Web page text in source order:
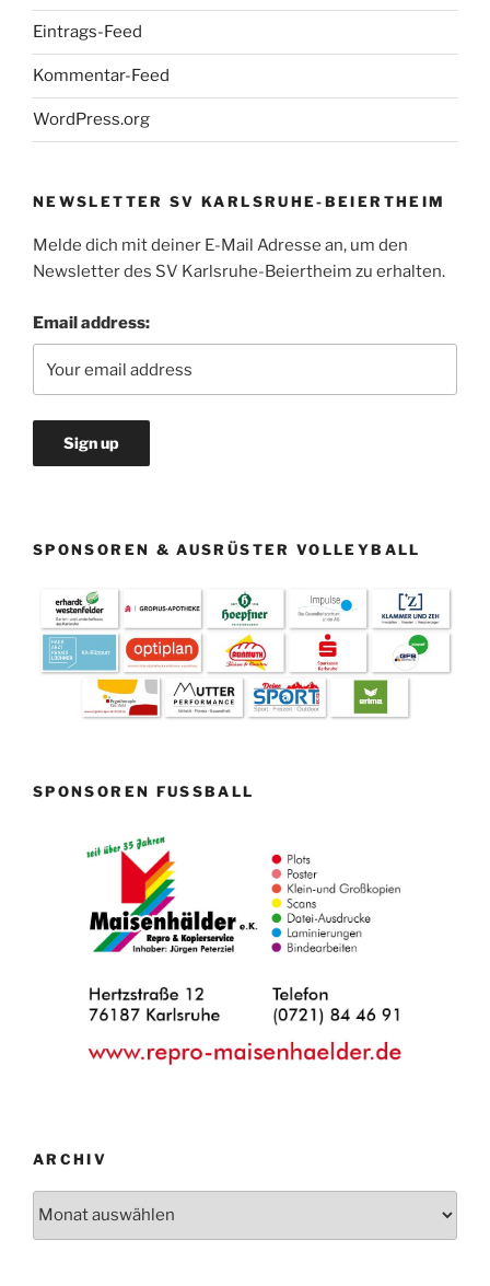
Eintrags-Feed
Kommentar-Feed
WordPress.org
NEWSLETTER SV KARLSRUHE-BEIERTHEIM
Melde dich mit deiner E-Mail Adresse an, um den
Newsletter des SV Karlsruhe-Beiertheim zu erhalten.
Email address:
SPONSOREN & AUSRÜSTER VOLLEYBALL
SPONSOREN FUSSBALL
ARCHIV